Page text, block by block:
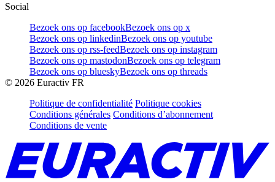
Social
Bezoek ons op facebookBezoek ons op x
Bezoek ons op linkedinBezoek ons op youtube
Bezoek ons op rss-feedBezoek ons op instagram
Bezoek ons op mastodonBezoek ons op telegram
Bezoek ons op blueskyBezoek ons op threads
© 2026 Euractiv FR
Politique de confidentialité Politique cookies
Conditions générales Conditions d’abonnement
Conditions de vente